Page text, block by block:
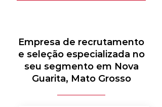
Empresa de recrutamento
e seleção especializada no
seu segmento em Nova
Guarita, Mato Grosso